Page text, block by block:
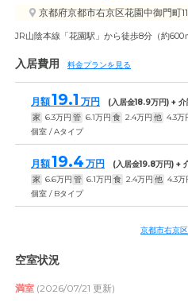
京都府京都市右京区花園中御門町11
JR山陰本線「花園駅」から徒歩8分（約600
入居費用 料金プランを見る
月額19.1 万円 (入居金18.9万円) +
家 6.3万円 管 6.1万円 食 2.4万円 他 4.3万
個室 / Aタイプ
月額19.4 万円 (入居金19.8万円) +
家 6.6万円 管 6.1万円 食 2.4万円 他 4.3万
個室 / Bタイプ
京都市右京
空室状況
満室 (2026/07/21 更新)